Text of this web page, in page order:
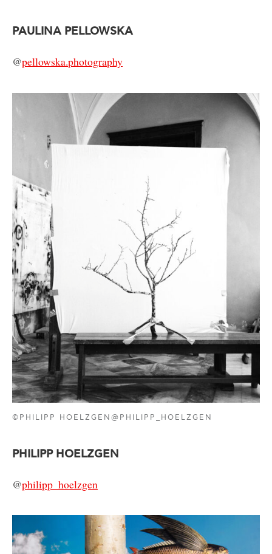
PAULINA PELLOWSKA
@pellowska.photography
©PHILIPP HOELZGEN@PHILIPP_HOELZGEN
PHILIPP HOELZGEN
@philipp_hoelzgen